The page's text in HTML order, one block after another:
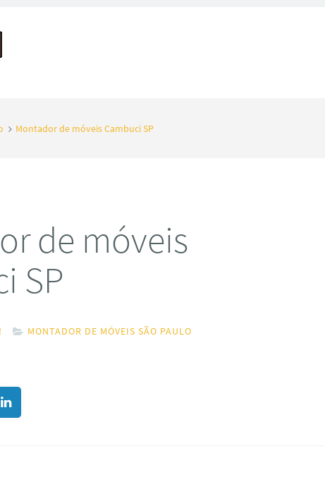
Montador de móveis Cambuci SP
de móveis
SP
MONTADOR DE MÓVEIS SÃO PAULO